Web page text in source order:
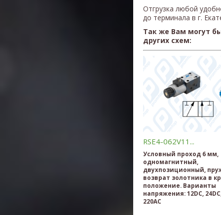
Отгрузка любой
до терминала в г.
Так же Вам могут
других схем:
RSE4-062V11...
Условный проход 6 мм,
одномагнитный,
двухпозиционный,
возврат золотника в
положение. Варианты
напряжения: 12DC,
220AC